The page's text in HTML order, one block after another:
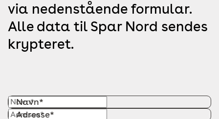
via nedenstående formular.
Alle data til Spar Nord sendes
krypteret.
Navn*
Adresse*